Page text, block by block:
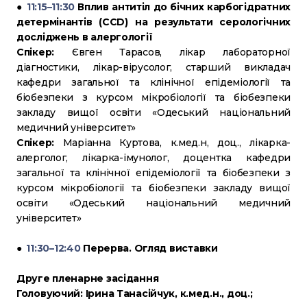
● 11:15–11:30Вплив антитіл до бічних карбогідратних
детермінантів (CCD) на результати серологічних
досліджень в алергології
Спікер: Євген Тарасов, лікар лабораторної
діагностики, лікар-вірусолог, старший викладач
кафедри загальної та клінічної епідеміології та
біобезпеки з курсом мікробіології та біобезпеки
закладу вищої освіти «Одеський національний
медичний університет»
Спікер: Маріанна Куртова, к.мед.н, доц., лікарка-
алерголог, лікарка-імунолог, доцентка кафедри
загальної та клінічної епідеміології та біобезпеки з
курсом мікробіології та біобезпеки закладу вищої
освіти «Одеський національний медичний
університет»
● 11:30–12:40 Перерва. Огляд виставки
Друге пленарне засідання
Головуючий: Ірина Танасійчук, к.мед.н., доц.;